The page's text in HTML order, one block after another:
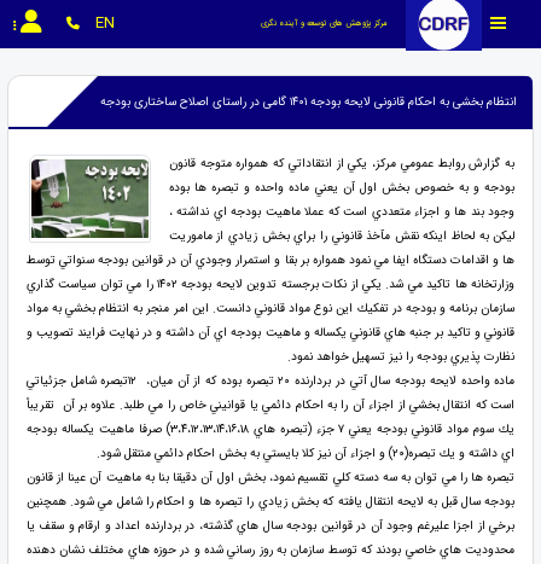
مرکز پژوهش های توسعه و آینده نگری EN
انتظام بخشی به احکام قانونی لایحه بودجه ۱۴۰۱ گامی در راستای اصلاح ساختاری بودجه
به گزارش روابط عمومي مركز، يكي از انتقاداتي كه همواره متوجه قانون
بودجه و به خصوص بخش اول آن يعني ماده واحده و تبصره ها بوده
وجود بند ها و اجزاء متعددي است كه عملا ماهيت بودجه اي نداشته ،
ليكن به لحاظ اينكه نقش مآخذ قانوني را براي بخش زيادي از ماموريت
ها و اقدامات دستگاه ايفا مي نمود همواره بر بقا و استمرار وجودي آن در قوانين بودجه سنواتي توسط
وزارتخانه ها تاكيد مي شد. يكي از نكات برجسته تدوين لايحه بودجه ۱۴۰۲ را مي توان سياست گذاري
سازمان برنامه و بودجه در تفكيك اين نوع مواد قانوني دانست. اين امر منجر به انتظام بخشي به مواد
قانوني و تاكيد بر جنبه هاي قانوني يكساله و ماهيت بودجه اي آن داشته و در نهايت فرايند تصويب و
نظارت پذيري بودجه را نيز تسهيل خواهد نمود.
ماده واحده لايحه بودجه سال آتي در بردارنده ۲۰
تبصره بوده كه از آن ميان، ۱۲تبصره شامل جزئياتي
است كه انتقال بخشي از اجزاء آن را به احكام دائمي يا قوانيني خاص را مي طلبد. علاوه بر آن تقريباً
يك سوم مواد قانوني بودجه يعني ۷ جزء (تبصره هاي ۳،۴،۱۲،۱۳،۱۴،۱۶،۱۸) صرفا ماهيت يكساله بودجه
اي داشته و يك تبصره(۲۰) و اجزاء آن نيز كلا بايستي به بخش احكام دائمي منتقل شود.
تبصره ها را مي توان به سه دسته كلي تقسيم نمود، بخش اول آن دقيقا بنا به ماهيت آن عينا از قانون
بودجه سال قبل به لايحه انتقال يافته كه بخش زيادي را تبصره ها و احكام را شامل مي شود. همچنين
برخي از اجزا عليرغم وجود آن در قوانين بودجه سال هاي گذشته، در بردارنده اعداد و ارقام و سقف يا
محدوديت هاي خاصي بودند كه توسط سازمان به روز رساني شده و در حوزه هاي مختلف نشان دهنده